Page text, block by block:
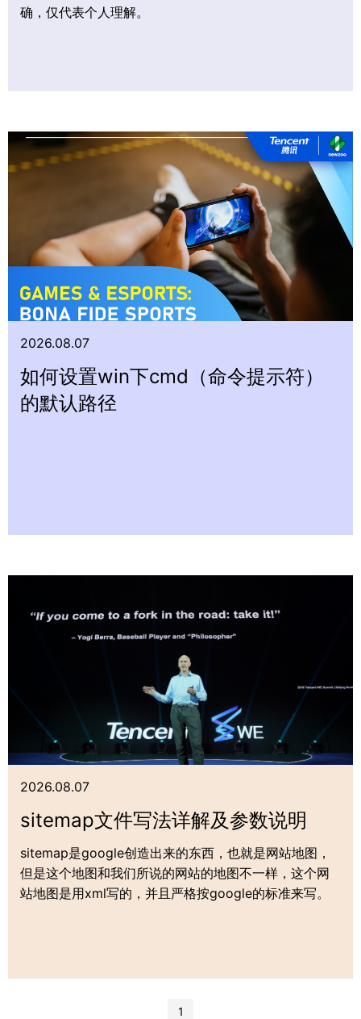
确，仅代表个人理解。
2026.08.07
如何设置win下cmd（命令提示符）
的默认路径
2026.08.07
sitemap文件写法详解及参数说明
sitemap是google创造出来的东西，也就是网站地图，
但是这个地图和我们所说的网站的地图不一样，这个网
站地图是用xml写的，并且严格按google的标准来写。
1